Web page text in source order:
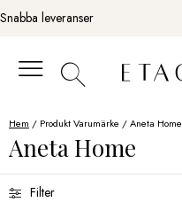
Fortsätt
till
Snabba leveranser
Hem / Produkt Varumärke / Aneta Home
Aneta Home
Filter